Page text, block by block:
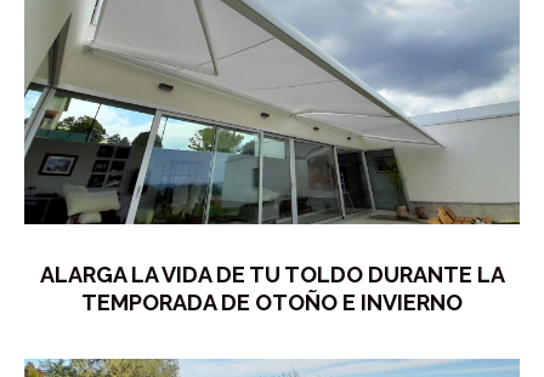
ALARGA LA VIDA DE TU TOLDO DURANTE LA
TEMPORADA DE OTOÑO E INVIERNO